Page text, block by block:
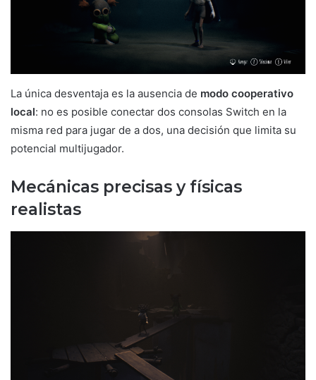
La única desventaja es la ausencia de modo cooperativo
local: no es posible conectar dos consolas Switch en la
misma red para jugar de a dos, una decisión que limita su
potencial multijugador.
Mecánicas precisas y físicas
realistas